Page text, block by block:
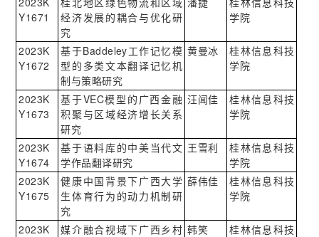
Y1671
经济发展的耦合与优化研
究
学院
2023K
Y1672
基于Baddeley工作记忆模
型的多类文本翻译记忆机
制与策略研究
黄曼冰
桂林信息科技
学院
2023K
Y1673
基于VEC模型的广西金融
积聚与区域经济增长关系
研究
汪闻佳
桂林信息科技
学院
2023K
Y1674
基于语料库的中美当代文
学作品翻译研究
王雪利
桂林信息科技
学院
2023K
Y1675
健康中国背景下广西大学
生体育行为的动力机制研
究
薛伟佳
桂林信息科技
学院
2023K
媒介融合视域下广西乡村 韩笑
桂林信息科技